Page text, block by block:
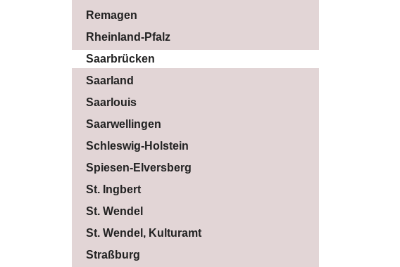
Remagen
Rheinland-Pfalz
Saarbrücken
Saarland
Saarlouis
Saarwellingen
Schleswig-Holstein
Spiesen-Elversberg
St. Ingbert
St. Wendel
St. Wendel, Kulturamt
Straßburg